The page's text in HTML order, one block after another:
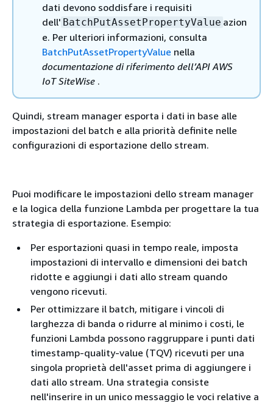
dati devono soddisfare i requisiti
dell' BatchPutAssetPropertyValue azion
e. Per ulteriori informazioni, consulta
BatchPutAssetPropertyValue nella
documentazione di riferimento dell’API AWS
IoT SiteWise .
Quindi, stream manager esporta i dati in base alle
impostazioni del batch e alla priorità definite nelle
configurazioni di esportazione dello stream.
Puoi modificare le impostazioni dello stream manager
e la logica della funzione Lambda per progettare la tua
strategia di esportazione. Esempio:
Per esportazioni quasi in tempo reale, imposta
impostazioni di intervallo e dimensioni dei batch
ridotte e aggiungi i dati allo stream quando
vengono ricevuti.
Per ottimizzare il batch, mitigare i vincoli di
larghezza di banda o ridurre al minimo i costi, le
funzioni Lambda possono raggruppare i punti dati
timestamp-quality-value (TQV) ricevuti per una
singola proprietà dell'asset prima di aggiungere i
dati allo stream. Una strategia consiste
nell'inserire in un unico messaggio le voci relative a